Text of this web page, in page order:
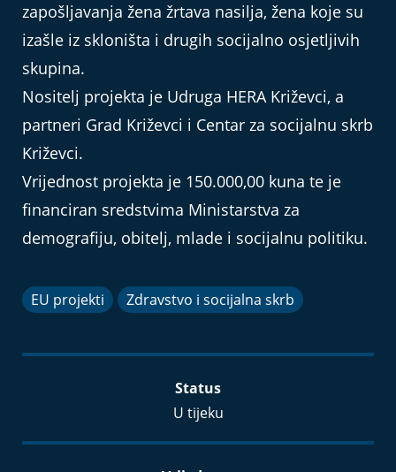
zapošljavanja žena žrtava nasilja, žena koje su
izašle iz skloništa i drugih socijalno osjetljivih
skupina.
Nositelj projekta je Udruga HERA Križevci, a
partneri Grad Križevci i Centar za socijalnu skrb
Križevci.
Vrijednost projekta je 150.000,00 kuna te je
financiran sredstvima Ministarstva za
demografiju, obitelj, mlade i socijalnu politiku.
EU projekti Zdravstvo i socijalna skrb
Status
U tijeku